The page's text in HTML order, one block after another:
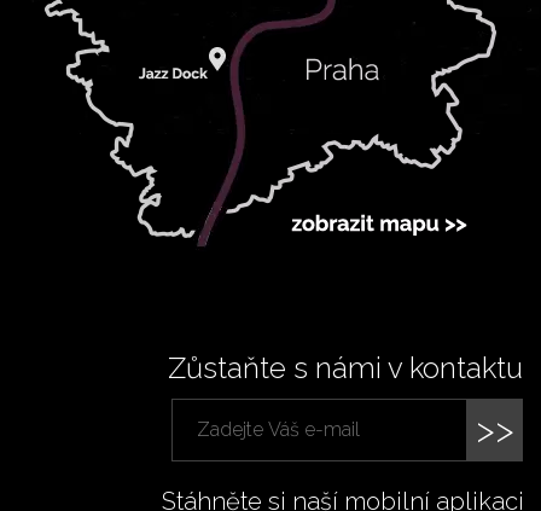
Zůstaňte s námi v kontaktu
>>
Stáhněte si naší mobilní aplikaci